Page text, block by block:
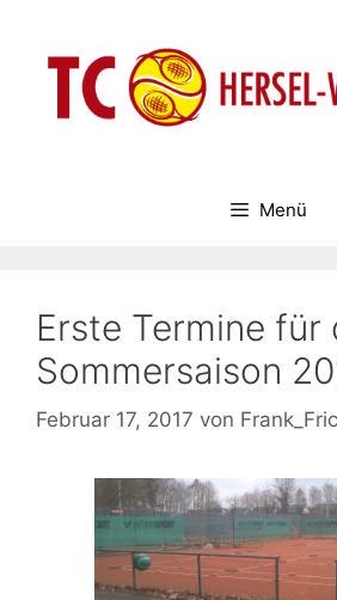
springen
Menü
Erste Termine für
Sommersaison
Februar 17, 2017 von